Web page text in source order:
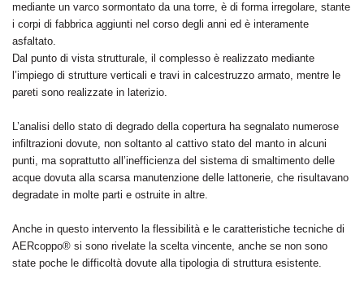
mediante un varco sormontato da una torre, è di forma irregolare, stante
i corpi di fabbrica aggiunti nel corso degli anni ed è interamente
asfaltato.
Dal punto di vista strutturale, il complesso è realizzato mediante
l’impiego di strutture verticali e travi in calcestruzzo armato, mentre le
pareti sono realizzate in laterizio.
L’analisi dello stato di degrado della copertura ha segnalato numerose
infiltrazioni dovute, non soltanto al cattivo stato del manto in alcuni
punti, ma soprattutto all’inefficienza del sistema di smaltimento delle
acque dovuta alla scarsa manutenzione delle lattonerie, che risultavano
degradate in molte parti e ostruite in altre.
Anche in questo intervento la flessibilità e le caratteristiche tecniche di
AERcoppo® si sono rivelate la scelta vincente, anche se non sono
state poche le difficoltà dovute alla tipologia di struttura esistente.